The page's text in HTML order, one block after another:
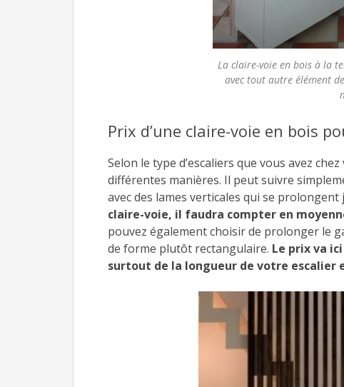
La claire-voie en bois à la
avec tout autre élément
Prix d’une claire-voie en bois
Selon le type d’escaliers que vous avez
différentes manières. Il peut suivre
avec des lames verticales qui se prolongent
claire-voie, il faudra compter en
pouvez également choisir de prolonger le
de forme plutôt rectangulaire. Le prix va
surtout de la longueur de votre escalier